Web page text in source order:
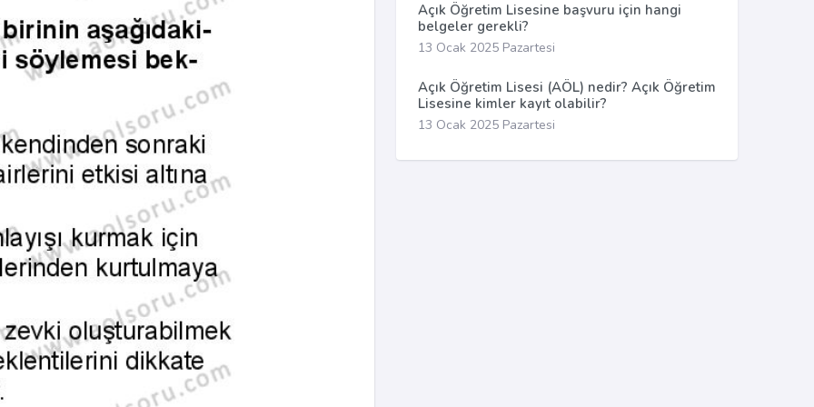
Açık Öğretim Lisesine başvuru için hangi
belgeler gerekli?
13 Ocak 2025 Pazartesi
Açık Öğretim Lisesi (AÖL) nedir? Açık Öğretim
Lisesine kimler kayıt olabilir?
13 Ocak 2025 Pazartesi